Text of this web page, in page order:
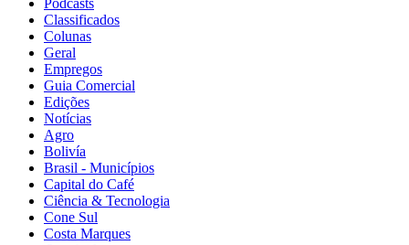
Podcasts
Classificados
Colunas
Geral
Empregos
Guia Comercial
Edições
Notícias
Agro
Bolivía
Brasil - Municípios
Capital do Café
Ciência & Tecnologia
Cone Sul
Costa Marques